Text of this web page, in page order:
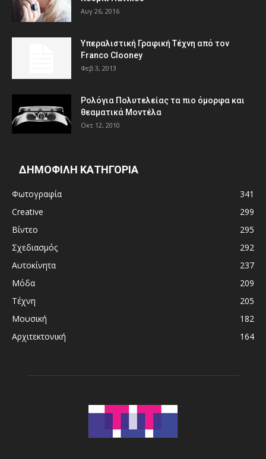
Αυγ 26, 2016
Υπεραλιστική Γραφική Τέχνη από τον
Franco Clooney
Φεβ 3, 2013
Ρολόγια Πολυτελείας τα πιο όμορφα και
θεαματικά Μοντέλα
Οκτ 12, 2010
ΔΗΜΟΦΙΛΗ ΚΑΤΗΓΟΡΙΑ
Φωτογραφία
341
Creative
299
Βίντεο
295
Σχεδιασμός
292
Αυτοκίνητα
237
Μόδα
209
Τέχνη
205
Μουσική
182
Αρχιτεκτονική
164